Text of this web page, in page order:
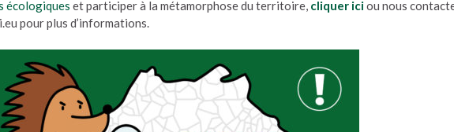
écologiques et participer à la métamorphose du territoire, cliquer iciou nous
pour plus d’informations.